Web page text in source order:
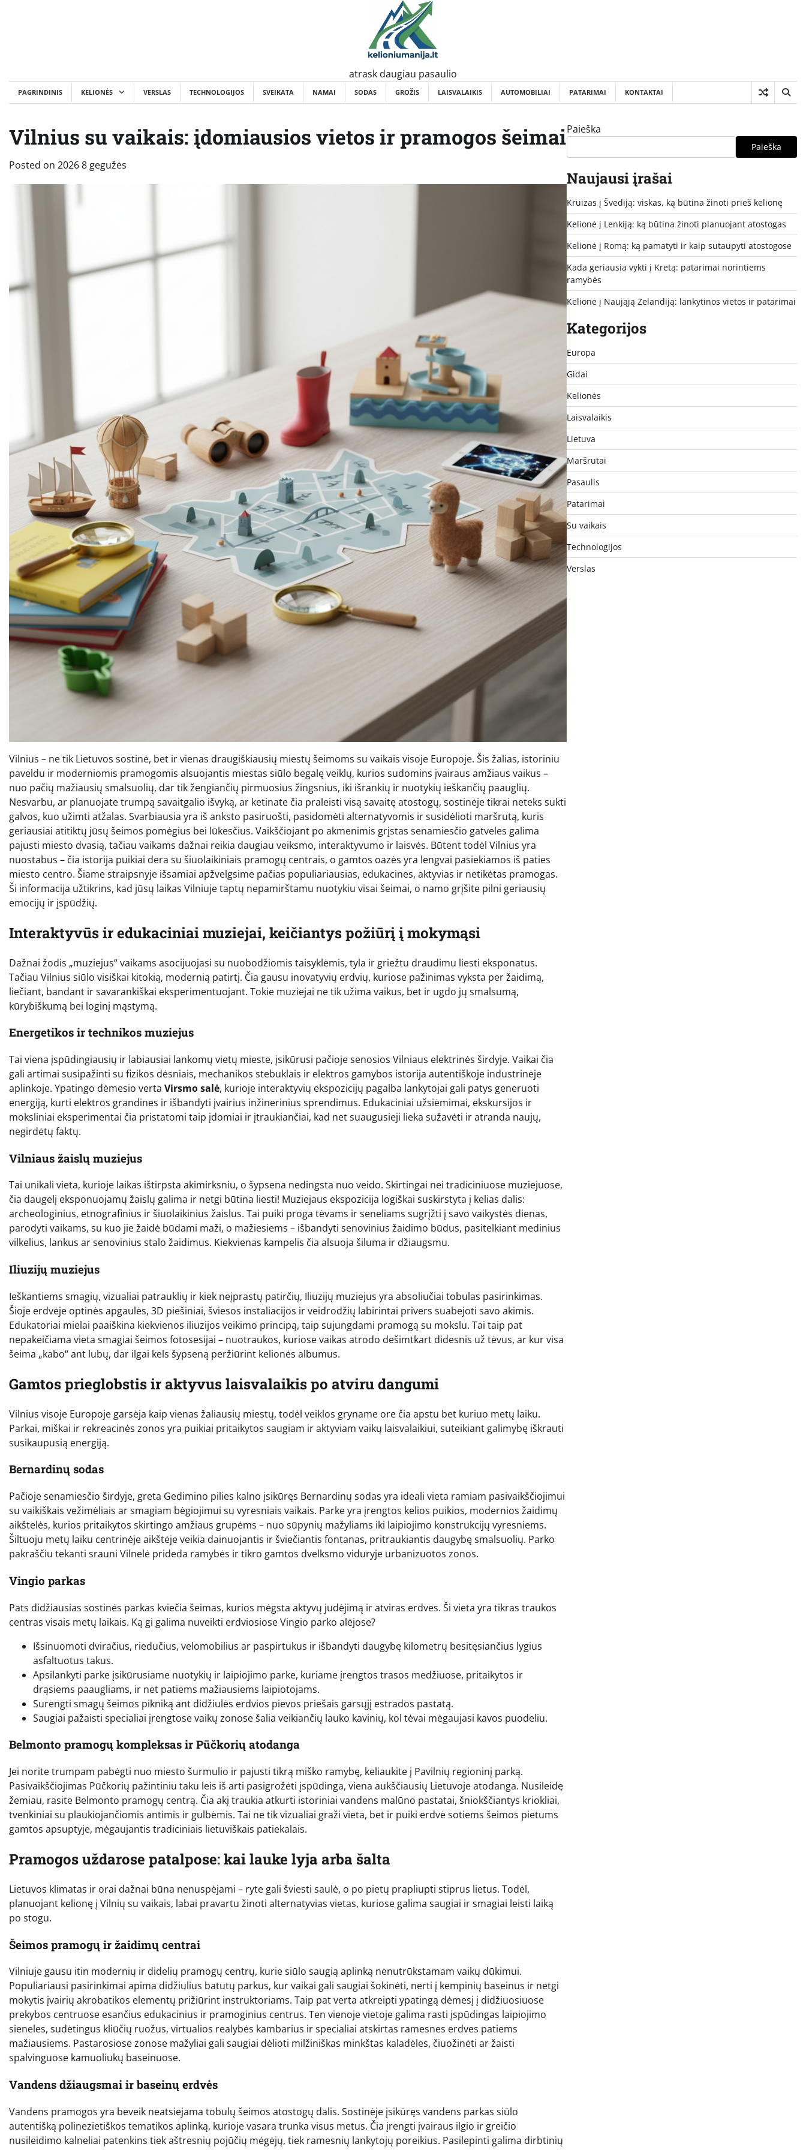
atrask daugiau pasaulio
PAGRINDINIS KELIONĖS VERSLAS TECHNOLOGIJOS SVEIKATA NAMAI SODAS GROŽIS LAISVALAIKIS AUTOMOBILIAI PATARIMAI KONTAKTAI
Vilnius su vaikais: įdomiausios vietos ir pramogos šeimai
Posted on 2026 8 gegužės
Vilnius – ne tik Lietuvos sostinė, bet ir vienas draugiškiausių miestų šeimoms su vaikais visoje Europoje. Šis žalias, istoriniu
paveldu ir moderniomis pramogomis alsuojantis miestas siūlo begalę veiklų, kurios sudomins įvairaus amžiaus vaikus –
nuo pačių mažiausių smalsuolių, dar tik žengiančių pirmuosius žingsnius, iki išrankių ir nuotykių ieškančių paauglių.
Nesvarbu, ar planuojate trumpą savaitgalio išvyką, ar ketinate čia praleisti visą savaitę atostogų, sostinėje tikrai neteks sukti
galvos, kuo užimti atžalas. Svarbiausia yra iš anksto pasiruošti, pasidomėti alternatyvomis ir susidėlioti maršrutą, kuris
geriausiai atitiktų jūsų šeimos pomėgius bei lūkesčius. Vaikščiojant po akmenimis grįstas senamiesčio gatveles galima
pajusti miesto dvasią, tačiau vaikams dažnai reikia daugiau veiksmo, interaktyvumo ir laisvės. Būtent todėl Vilnius yra
nuostabus – čia istorija puikiai dera su šiuolaikiniais pramogų centrais, o gamtos oazės yra lengvai pasiekiamos iš paties
miesto centro. Šiame straipsnyje išsamiai apžvelgsime pačias populiariausias, edukacines, aktyvias ir netikėtas pramogas.
Ši informacija užtikrins, kad jūsų laikas Vilniuje taptų nepamirštamu nuotykiu visai šeimai, o namo grįšite pilni geriausių
emocijų ir įspūdžių.
Interaktyvūs ir edukaciniai muziejai, keičiantys požiūrį į mokymąsi
Dažnai žodis „muziejus“ vaikams asocijuojasi su nuobodžiomis taisyklėmis, tyla ir griežtu draudimu liesti eksponatus.
Tačiau Vilnius siūlo visiškai kitokią, modernią patirtį. Čia gausu inovatyvių erdvių, kuriose pažinimas vyksta per žaidimą,
liečiant, bandant ir savarankiškai eksperimentuojant. Tokie muziejai ne tik užima vaikus, bet ir ugdo jų smalsumą,
kūrybiškumą bei loginį mąstymą.
Energetikos ir technikos muziejus
Tai viena įspūdingiausių ir labiausiai lankomų vietų mieste, įsikūrusi pačioje senosios Vilniaus elektrinės širdyje. Vaikai čia
gali artimai susipažinti su fizikos dėsniais, mechanikos stebuklais ir elektros gamybos istorija autentiškoje industrinėje
aplinkoje. Ypatingo dėmesio verta Virsmo salė, kurioje interaktyvių ekspozicijų pagalba lankytojai gali patys generuoti
energiją, kurti elektros grandines ir išbandyti įvairius inžinerinius sprendimus. Edukaciniai užsiėmimai, ekskursijos ir
moksliniai eksperimentai čia pristatomi taip įdomiai ir įtraukiančiai, kad net suaugusieji lieka sužavėti ir atranda naujų,
negirdėtų faktų.
Vilniaus žaislų muziejus
Tai unikali vieta, kurioje laikas ištirpsta akimirksniu, o šypsena nedingsta nuo veido. Skirtingai nei tradiciniuose muziejuose,
čia daugelį eksponuojamų žaislų galima ir netgi būtina liesti! Muziejaus ekspozicija logiškai suskirstyta į kelias dalis:
archeologinius, etnografinius ir šiuolaikinius žaislus. Tai puiki proga tėvams ir seneliams sugrįžti į savo vaikystės dienas,
parodyti vaikams, su kuo jie žaidė būdami maži, o mažiesiems – išbandyti senovinius žaidimo būdus, pasitelkiant medinius
vilkelius, lankus ar senovinius stalo žaidimus. Kiekvienas kampelis čia alsuoja šiluma ir džiaugsmu.
Iliuzijų muziejus
Ieškantiems smagių, vizualiai patrauklių ir kiek neįprastų patirčių, Iliuzijų muziejus yra absoliučiai tobulas pasirinkimas.
Šioje erdvėje optinės apgaulės, 3D piešiniai, šviesos instaliacijos ir veidrodžių labirintai privers suabejoti savo akimis.
Edukatoriai mielai paaiškina kiekvienos iliuzijos veikimo principą, taip sujungdami pramogą su mokslu. Tai taip pat
nepakeičiama vieta smagiai šeimos fotosesijai – nuotraukos, kuriose vaikas atrodo dešimtkart didesnis už tėvus, ar kur visa
šeima „kabo“ ant lubų, dar ilgai kels šypseną peržiūrint kelionės albumus.
Gamtos prieglobstis ir aktyvus laisvalaikis po atviru dangumi
Vilnius visoje Europoje garsėja kaip vienas žaliausių miestų, todėl veiklos gryname ore čia apstu bet kuriuo metų laiku.
Parkai, miškai ir rekreacinės zonos yra puikiai pritaikytos saugiam ir aktyviam vaikų laisvalaikiui, suteikiant galimybę iškrauti
susikaupusią energiją.
Bernardinų sodas
Pačioje senamiesčio širdyje, greta Gedimino pilies kalno įsikūręs Bernardinų sodas yra ideali vieta ramiam pasivaikščiojimui
su vaikiškais vežimėliais ar smagiam bėgiojimui su vyresniais vaikais. Parke yra įrengtos kelios puikios, modernios žaidimų
aikštelės, kurios pritaikytos skirtingo amžiaus grupėms – nuo sūpynių mažyliams iki laipiojimo konstrukcijų vyresniems.
Šiltuoju metų laiku centrinėje aikštėje veikia dainuojantis ir šviečiantis fontanas, pritraukiantis daugybę smalsuolių. Parko
pakraščiu tekanti srauni Vilnelė prideda ramybės ir tikro gamtos dvelksmo viduryje urbanizuotos zonos.
Vingio parkas
Pats didžiausias sostinės parkas kviečia šeimas, kurios mėgsta aktyvų judėjimą ir atviras erdves. Ši vieta yra tikras traukos
centras visais metų laikais. Ką gi galima nuveikti erdviosiose Vingio parko alėjose?
Išsinuomoti dviračius, riedučius, velomobilius ar paspirtukus ir išbandyti daugybę kilometrų besitęsiančius lygius
asfaltuotus takus.
Apsilankyti parke įsikūrusiame nuotykių ir laipiojimo parke, kuriame įrengtos trasos medžiuose, pritaikytos ir
drąsiems paaugliams, ir net patiems mažiausiems laipiotojams.
Surengti smagų šeimos pikniką ant didžiulės erdvios pievos priešais garsųjį estrados pastatą.
Saugiai pažaisti specialiai įrengtose vaikų zonose šalia veikiančių lauko kavinių, kol tėvai mėgaujasi kavos puodeliu.
Belmonto pramogų kompleksas ir Pūčkorių atodanga
Jei norite trumpam pabėgti nuo miesto šurmulio ir pajusti tikrą miško ramybę, keliaukite į Pavilnių regioninį parką.
Pasivaikščiojimas Pūčkorių pažintiniu taku leis iš arti pasigrožėti įspūdinga, viena aukščiausių Lietuvoje atodanga. Nusileidę
žemiau, rasite Belmonto pramogų centrą. Čia akį traukia atkurti istoriniai vandens malūno pastatai, šniokščiantys kriokliai,
tvenkiniai su plaukiojančiomis antimis ir gulbėmis. Tai ne tik vizualiai graži vieta, bet ir puiki erdvė sotiems šeimos pietums
gamtos apsuptyje, mėgaujantis tradiciniais lietuviškais patiekalais.
Pramogos uždarose patalpose: kai lauke lyja arba šalta
Lietuvos klimatas ir orai dažnai būna nenuspėjami – ryte gali šviesti saulė, o po pietų prapliupti stiprus lietus. Todėl,
planuojant kelionę į Vilnių su vaikais, labai pravartu žinoti alternatyvias vietas, kuriose galima saugiai ir smagiai leisti laiką
po stogu.
Šeimos pramogų ir žaidimų centrai
Vilniuje gausu itin modernių ir didelių pramogų centrų, kurie siūlo saugią aplinką nenutrūkstamam vaikų dūkimui.
Populiariausi pasirinkimai apima didžiulius batutų parkus, kur vaikai gali saugiai šokinėti, nerti į kempinių baseinus ir netgi
mokytis įvairių akrobatikos elementų prižiūrint instruktoriams. Taip pat verta atkreipti ypatingą dėmesį į didžiuosiuose
prekybos centruose esančius edukacinius ir pramoginius centrus. Ten vienoje vietoje galima rasti įspūdingas laipiojimo
sieneles, sudėtingus kliūčių ruožus, virtualios realybės kambarius ir specialiai atskirtas ramesnes erdves patiems
mažiausiems. Pastarosiose zonose mažyliai gali saugiai dėlioti milžiniškas minkštas kaladėles, čiuožinėti ar žaisti
spalvinguose kamuoliukų baseinuose.
Vandens džiaugsmai ir baseinų erdvės
Vandens pramogos yra beveik neatsiejama tobulų šeimos atostogų dalis. Sostinėje įsikūręs vandens parkas siūlo
autentišką polinezietiškos tematikos aplinką, kurioje vasara trunka visus metus. Čia įrengti įvairaus ilgio ir greičio
nusileidimo kalneliai patenkins tiek aštresnių pojūčių mėgėjų, tiek ramesnių lankytojų poreikius. Pasilepinti galima dirbtinių
Paieška
Paieška
Naujausi įrašai
Kruizas į Švediją: viskas, ką būtina žinoti prieš kelionę
Kelionė į Lenkiją: ką būtina žinoti planuojant atostogas
Kelionė į Romą: ką pamatyti ir kaip sutaupyti atostogose
Kada geriausia vykti į Kretą: patarimai norintiems
ramybės
Kelionė į Naująją Zelandiją: lankytinos vietos ir patarimai
Kategorijos
Europa
Gidai
Kelionės
Laisvalaikis
Lietuva
Maršrutai
Pasaulis
Patarimai
Su vaikais
Technologijos
Verslas